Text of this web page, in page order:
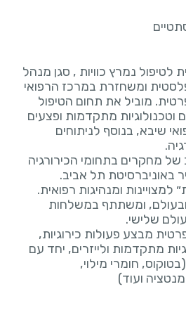
לטיפול נמרץ כוויות , סגן מנהל
ומשחזרת במרכז הרפואי
מוביל את תחום הטיפול
וטכנולוגיות מתקדמות ופצעים
שיבא, בנוסף לניתוחים
של מחקרים בתחומי הכירורגיה
למצויינות ומנהיגות רפואית.
ומשתתף במשלחות
מבצע פעולות כירוגיות,
מתקדמות ולייזרים, יחד עם
חומרי מילוי,
ועוד)